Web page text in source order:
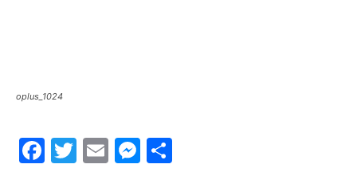
oplus_1024
Facebook
Twitter
EmailMessenger